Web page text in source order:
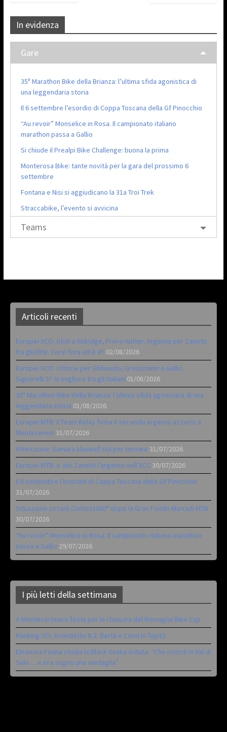
In evidenza
Gare
35ª Marathon Bike della Brianza: l’ultima sfida agonistica di
una leggendaria storia
Il 6 settembre l’esordio di Coppa Toscana della Gf Pinocchio
“Au revoir” Monselice in Rosa. Il campionato italiano
marathon passa a Gallio
Si chiude il Prealpi Bike Challenge: buona la prima
Monterosa Bike: tante novità per la gara del prossimo 6
settembre
Fontana e Nisi si aggiudicano la 31a Troi Trek
Straccabike, l’evento si avvicina
Teams
Articoli recenti
Europei XCO: titoli a Aldridge, Frei e Hutter. Argento per Zanotti
tra gli Elite. Corvi fora ed è 4^ 02/08/2026
Europei XCO: vittorie per Ghibaudo, Grossmann e Gallis.
Signorelli 5^ la migliore tra gli italiani 01/08/2026
35ª Marathon Bike della Brianza: l’ultima sfida agonistica di una
leggendaria storia 01/08/2026
Europei MTB: il Team Relay firma il secondo argento azzurro a
Monteceneri 31/07/2026
Attenzione: Samara Maxwell sta per tornare 31/07/2026
Europei MTB: a Juri Zanotti l’argento nell’XCC 30/07/2026
Il 6 settembre l’esordio di Coppa Toscana della Gf Pinocchio
31/07/2026
Situazione circuiti Contest360° dopo la Gran Fondo Marradi MTB
30/07/2026
“Au revoir” Monselice in Rosa. Il campionato italiano marathon
passa a Gallio 29/07/2026
I più letti della settimana
A Montecoronaro festa per la chiusura del Romagna Bike Cup
Ranking UCI: Avondetto N.2. Berta e Corvi in Top10
Eleonora Farina studia la Black Snake iridata: “Che ricordi in Val di
Sole… e ora sogno una medaglia”